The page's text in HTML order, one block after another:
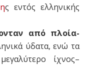
ς εντός ελληνικής
από πλοία-
ύδατα, ενώ τα
ίχνος–